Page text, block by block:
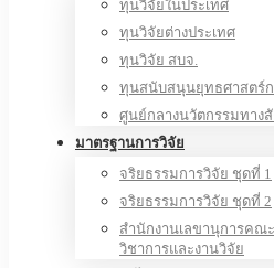
ทุนวิจัยในประเทศ
ทุนวิจัยต่างประเทศ
ทุนวิจัย สบจ.
ทุนสนับสนุนยุทธศาสตร์ก
ศูนย์กลางนวัตกรรมทาง
มาตรฐานการวิจัย
จริยธรรมการวิจัย ชุดที่ 1
จริยธรรมการวิจัย ชุดที่ 2
สำนักงานเลขานุการคณ
วิชาการและงานวิจัย